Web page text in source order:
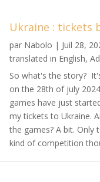
Ukraine : tickets
par Nabolo | Juil 28,
translated in English,
So what's the story?
on the 28th of july
games have just
my tickets to Ukraine.
the games? A bit.
kind of competition